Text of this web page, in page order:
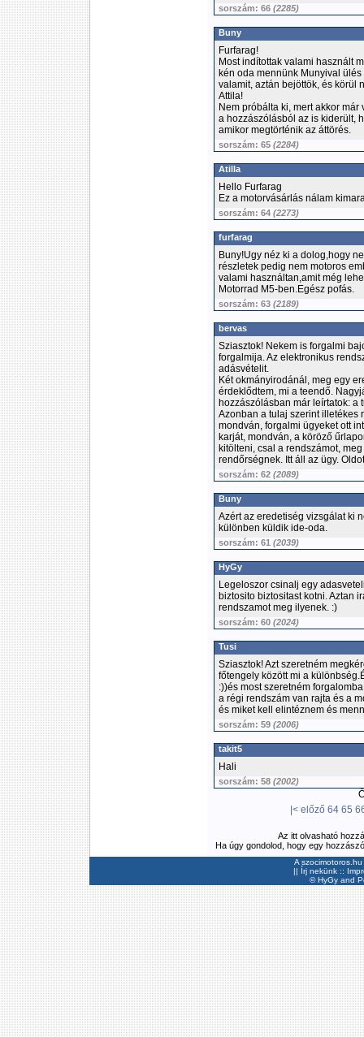
sorszám: 66 (2285)
Buny
Furfarag!
Most indítottak valami használt
kén oda mennünk Munyival
valamit, aztán bejöttök, és körül
Attila!
Nem próbálta ki, mert akkor
a hozzászólásból az is kiderült,
amikor megtörténik az áttörés.
sorszám: 65 (2284)
Atilla
Hello Furfarag
Ez a motorvásárlás nálam
sorszám: 64 (2273)
furfarag
Buny!Ugy néz ki a dolog,hogy
részletek pedig nem motoros
valami használtan,amit még
Motorrad M5-ben.Egész pofás.
sorszám: 63 (2189)
bervas
Sziasztok! Nekem is forgalmi
forgalmija. Az elektronikus
adásvételit.
Két okmányirodánál, meg egy
érdeklődtem, mi a teendő.
hozzászólásban már leírtatok:
Azonban a tulaj szerint illetékes
mondván, forgalmi ügyeket ott
karját, mondván, a köröző
kitölteni, csal a rendszámot,
rendőrségnek. Itt áll az ügy.
sorszám: 62 (2089)
Buny
Azért az eredetiség vizsgálat ki
különben küldik ide-oda.
sorszám: 61 (2039)
HyGy
Legeloszor csinalj egy
biztosito biztositast kotni. Aztan
rendszamot meg ilyenek. :)
sorszám: 60 (2024)
Tusi
Sziasztok! Azt szeretném
főtengely között mi a
:))és most szeretném
a régi rendszám van rajta és a
és miket kell elintéznem és
sorszám: 59 (2006)
takit5
Hali
sorszám: 58 (2002)
|< előző 64 65
Az itt olvasható
Ha úgy gondolod, hogy egy
A
|| Írj nekünk ::
©HyGyand